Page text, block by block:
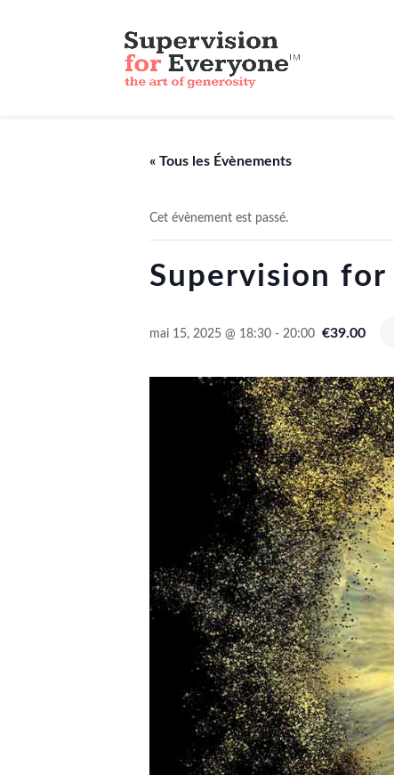
« Tous les Évènements
Cet évènement est passé.
Supervision for
mai 15, 2025 @ 18:30 - 20:00 €39.00